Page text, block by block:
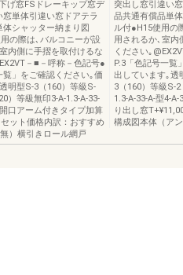
げ窓FSドレーキップ窓デ
単体引違い窓ドアテラ
シャッター納まり図
の際は､バルコニーが設
内側に手摺を取付けるな
－■－呼称－色記号●
」をご確認ください｡価
明型S-3（160）等級S-
）等級無印3-A-1.3-A-33-
口アーム付きタイプ加算
ット価格内訳：おすすめ
）横引きロール網戸
突出し窓引違い
品共通有償品単
ル付●H15使用の
用されるか､室内
ください｡
P.3「色記号一覧
出しています｡透
3（160）等級S-
1.3-A-33-A-型4-
り出し窓
構成図本体（ア